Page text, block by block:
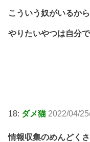
こういう奴がいるか
やりたいやつは自分
18: ダメ猫 2022/04/
情報収集のめんどく